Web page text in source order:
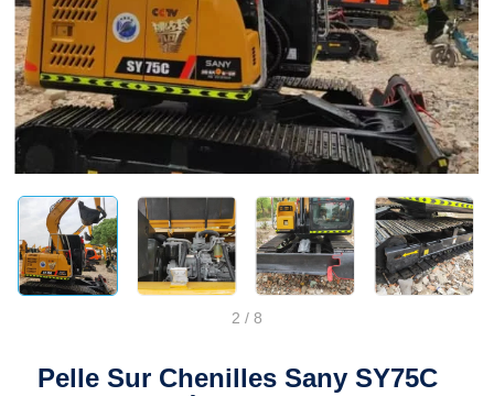
2 / 8
Pelle Sur Chenilles Sany SY75C